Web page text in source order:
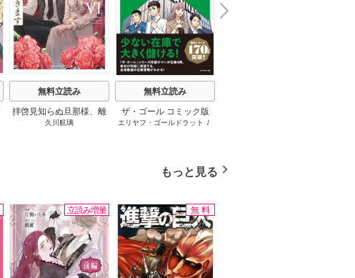
無料立読み
拝啓見知らぬ旦那様、離
婚していただきます
久川航璃
無料立読み
ザ・ゴール コミック版
エリヤフ・ゴールドラット
/
N
e
x
t
もっと見る
立読み増量 無料